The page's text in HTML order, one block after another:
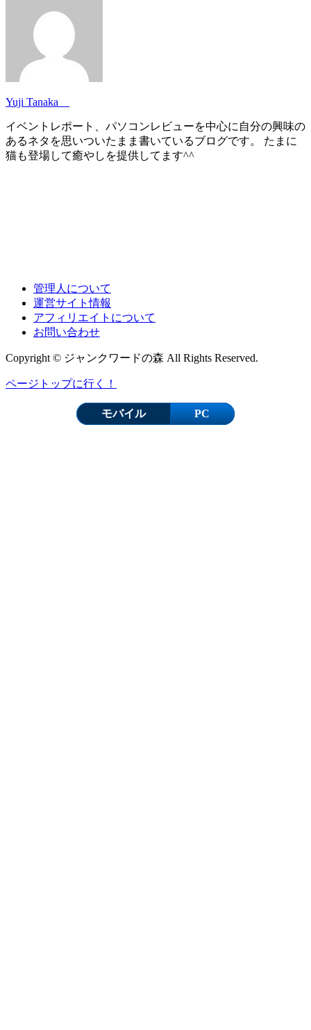
Yuji Tanaka
イベントレポート、パソコンレビューを中心に自分の興味の
あるネタを思いついたまま書いているブログです。 たまに
猫も登場して癒やしを提供してます^^
管理人について
運営サイト情報
アフィリエイトについて
お問い合わせ
Copyright © ジャンクワードの森 All Rights Reserved.
ページトップに行く！
モバイル PC